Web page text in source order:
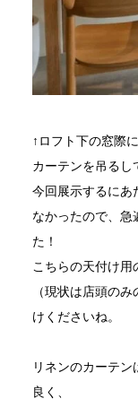
↑ロフト下の窓際
カーテンを吊るし
今回展示するにあ
なかったので、急
た！
こちらの天付け
（現状は店頭の
けくださいね。
リネンのカーテ
良く、